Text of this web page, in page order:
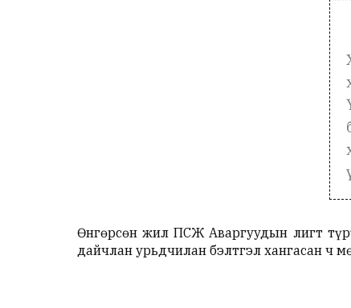
Өнгөрсөн жил ПСЖ Аваргуудын лигт
дайчлан урьдчилан бэлтгэл хангасан ч